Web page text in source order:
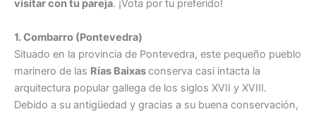
visitar con tu pareja. ¡Vota por tu preferido!
1. Combarro (Pontevedra)
Situado en la provincia de Pontevedra, este pequeño pueblo
marinero de las Rías Baixasconserva casi intacta la
arquitectura popular gallega de los siglos XVII y XVIII.
Debido a su antigüedad y gracias a su buena conservación,